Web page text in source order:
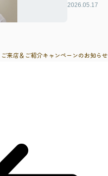
2026.05.17
ご来店＆ご紹介キャンペーンのお知らせ